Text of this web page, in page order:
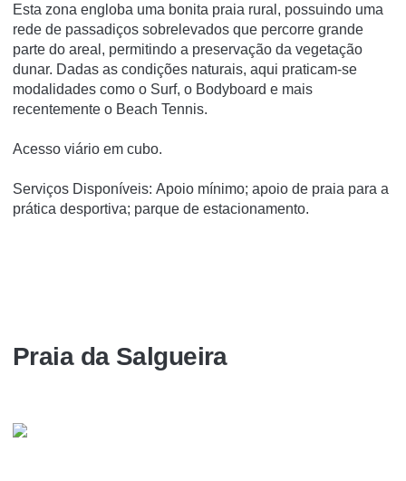
Esta zona engloba uma bonita praia rural, possuindo uma
rede de passadiços sobrelevados que percorre grande
parte do areal, permitindo a preservação da vegetação
dunar. Dadas as condições naturais, aqui praticam-se
modalidades como o Surf, o Bodyboard e mais
recentemente o Beach Tennis.
Acesso viário em cubo.
Serviços Disponíveis: Apoio mínimo; apoio de praia para a
prática desportiva; parque de estacionamento.
Praia da Salgueira